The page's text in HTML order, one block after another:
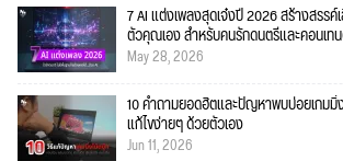
7 AI แต่งเพลงสุดเจ๋งปี 2026 สร้างสรร
ตัวคุณเอง สำหรับคนรักดนตรีและคอนเท
May 28, 2026
10 คำถามยอดฮิตและปัญหาพบบ่อยเกม
แก้ไขง่ายๆ ด้วยตัวเอง
Jun 11, 2026